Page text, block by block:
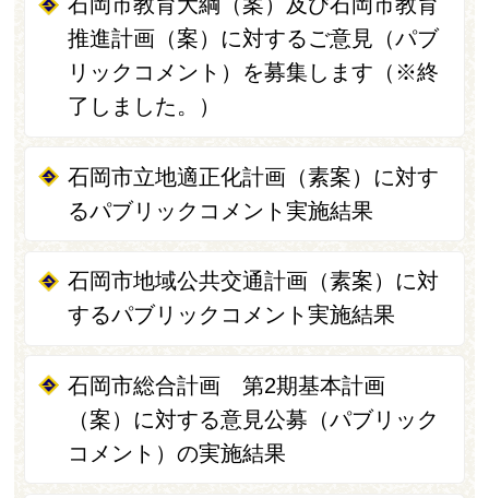
推進計画（案）に対するご意見（パブ
リックコメント）を募集します（※終
了しました。）
石岡市立地適正化計画（素案）に対す
るパブリックコメント実施結果
石岡市地域公共交通計画（素案）に対
するパブリックコメント実施結果
石岡市総合計画 第2期基本計画
（案）に対する意見公募（パブリック
コメント）の実施結果